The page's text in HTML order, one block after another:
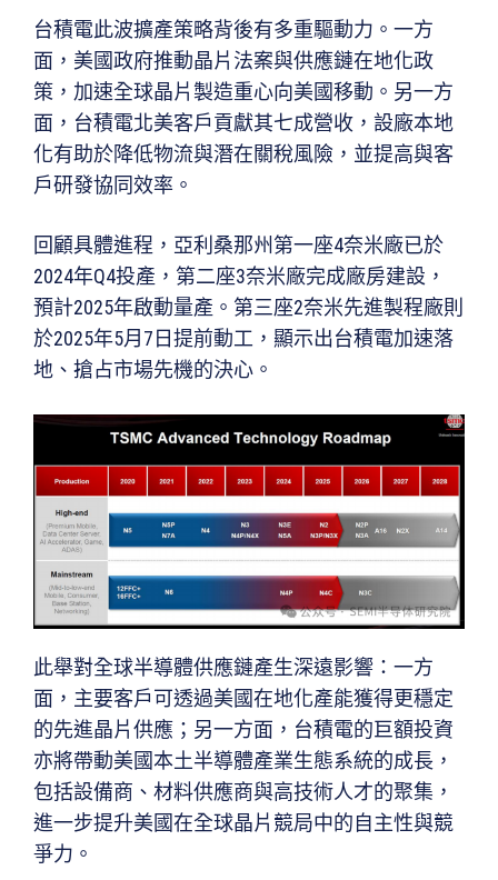
台積電此波擴產策略背後有多重驅動力。一方
面，美國政府推動晶片法案與供應鏈在地化政
策，加速全球晶片製造重心向美國移動。另一方
面，台積電北美客戶貢獻其七成營收，設廠本地
化有助於降低物流與潛在關稅風險，並提高與客
戶研發協同效率。
回顧具體進程，亞利桑那州第一座4奈米廠已於
2024年Q4投產，第二座3奈米廠完成廠房建設，
預計2025年啟動量產。第三座2奈米先進製程廠則
於2025年5月7日提前動工，顯示出台積電加速落
地、搶占市場先機的決心。
此舉對全球半導體供應鏈產生深遠影響：一方
面，主要客戶可透過美國在地化產能獲得更穩定
的先進晶片供應；另一方面，台積電的巨額投資
亦將帶動美國本土半導體產業生態系統的成長，
包括設備商、材料供應商與高技術人才的聚集，
進一步提升美國在全球晶片競局中的自主性與競
爭力。